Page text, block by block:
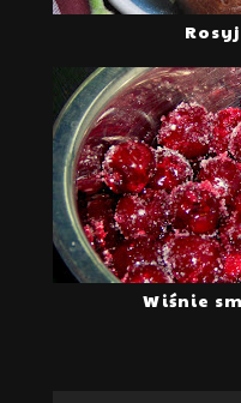
Wiśnie